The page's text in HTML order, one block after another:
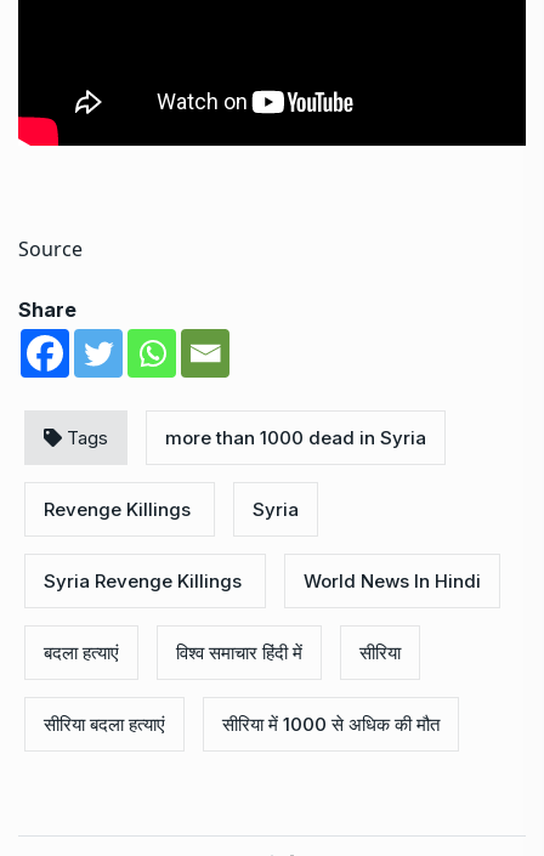
Source
Share
Tags more than 1000 dead in Syria
Revenge Killings Syria
Syria Revenge Killings World News In Hindi
बदला हत्याएं विश्व समाचार हिंदी में सीरिया
सीरिया बदला हत्याएं सीरिया में 1000 से अधिक की मौत